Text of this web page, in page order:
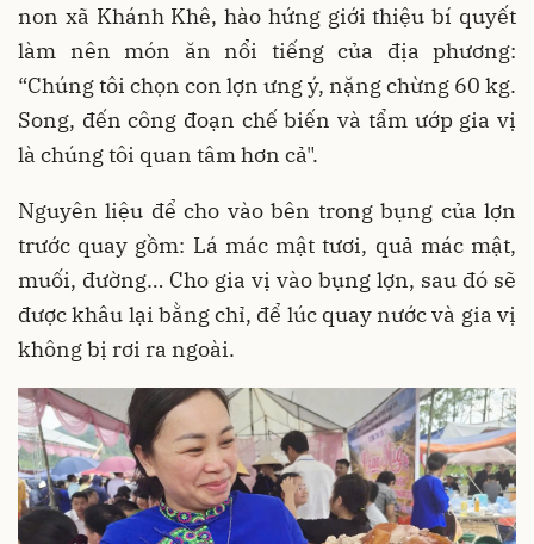
non xã Khánh Khê, hào hứng giới thiệu bí quyết
làm nên món ăn nổi tiếng của địa phương:
“Chúng tôi chọn con lợn ưng ý, nặng chừng 60 kg.
Song, đến công đoạn chế biến và tẩm ướp gia vị
là chúng tôi quan tâm hơn cả".
Nguyên liệu để cho vào bên trong bụng của lợn
trước quay gồm: Lá mác mật tươi, quả mác mật,
muối, đường… Cho gia vị vào bụng lợn, sau đó sẽ
được khâu lại bằng chỉ, để lúc quay nước và gia vị
không bị rơi ra ngoài.